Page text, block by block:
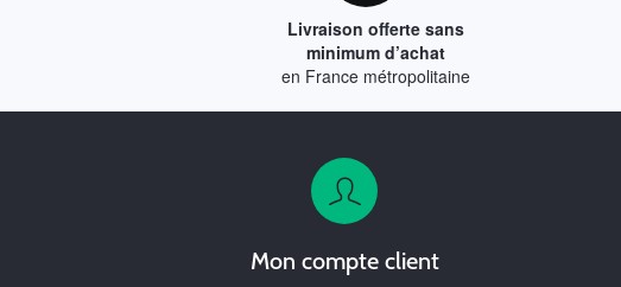
Livraison offerte sans
minimum d’achat
en France métropolitaine
Mon compte client